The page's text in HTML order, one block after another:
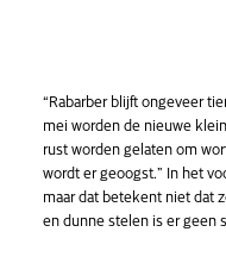
“Rabarber blijft ongeveer
mei worden de nieuwe
rust worden gelaten om
wordt er geoogst.” In het
maar dat betekent niet dat
en dunne stelen is er geen